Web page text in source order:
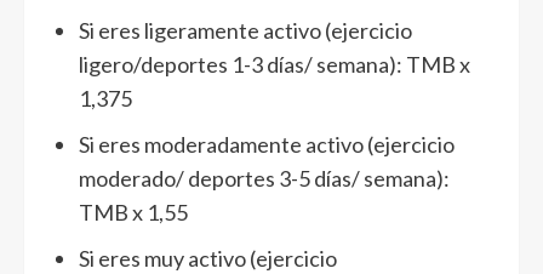
Si eres ligeramente activo (ejercicio
ligero/deportes 1-3 días/ semana): TMB x
1,375
Si eres moderadamente activo (ejercicio
moderado/ deportes 3-5 días/ semana):
TMB x 1,55
Si eres muy activo (ejercicio